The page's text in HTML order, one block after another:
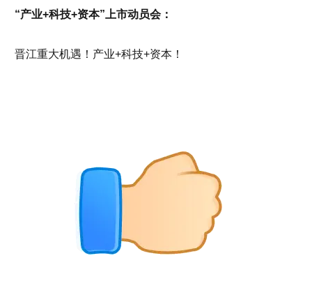
“产业+科技+资本”上市动员会：
晋江重大机遇！产业+科技+资本！